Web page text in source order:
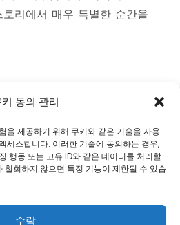
동의 관리
을 제공하기 위해 쿠키와 같은 기술을 사용
세스합니다. 이러한 기술에 동의하는 경우,
행동 또는 고유 ID와 같은 데이터를 처리할
철회하지 않으면 특정 기능이 제한될 수 있습
수락
리에서 매우 특별한 순간을
사업자 정보